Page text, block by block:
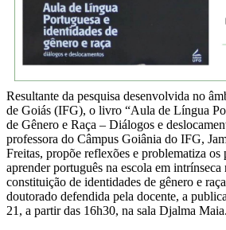
Resultante da pesquisa desenvolvida no
de Goiás (IFG), o livro “Aula de Língua
de Gênero e Raça – Diálogos e
professora do Câmpus Goiânia do IFG,
Freitas, propõe reflexões e problematiza os
aprender português na escola em intrínseca
constituição de identidades de gênero e
doutorado defendida pela docente, a
21, a partir das 16h30, na sala Djalma Maia.